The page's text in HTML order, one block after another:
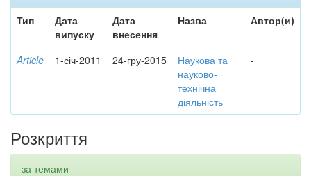
Тип
Дата
випуску
Дата
внесення
Назва Автор(и)
Article 1-січ-2011 24-гру-2015
Наукова та
науково-
технічна
діяльність
-
Розкриття
за темами